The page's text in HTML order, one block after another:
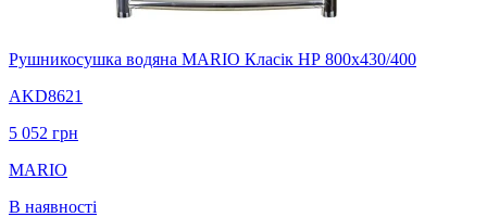
Рушникосушка водяна MARIO Класік НР 800х430/400
AKD8621
5 052 грн
MARIO
В наявності